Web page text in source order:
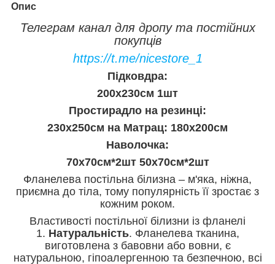
Опис
Телеграм канал для дропу та постійних
покупців
https://t.me/nicestore_1
Підковдра:
200x230см 1шт
Простирадло на резинці:
230х250см на Матрац: 180х200см
Наволочка:
70х70см*2шт 50х70см*2шт
Фланелева постільна білизна – м'яка, ніжна,
приємна до тіла, тому популярність її зростає з
кожним роком.
Властивості постільної білизни із фланелі
1. Натуральність. Фланелева тканина,
виготовлена ​​з бавовни або вовни, є
натуральною, гіпоалергенною та безпечною, всі